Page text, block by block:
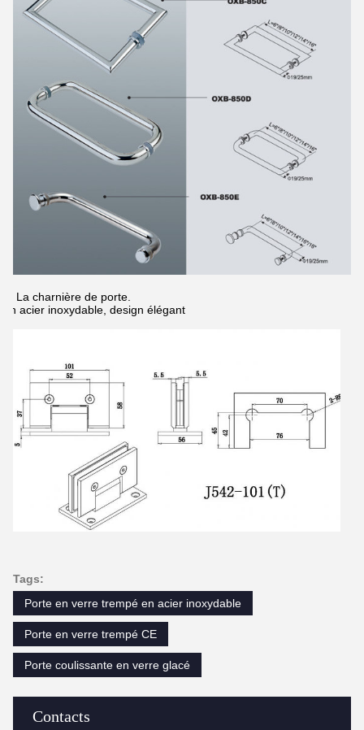
Contacts
2- La charnière de porte.
En acier inoxydable, design élégant
Tags:
Porte en verre trempé en acier inoxydable
Porte en verre trempé CE
Porte coulissante en verre glacé